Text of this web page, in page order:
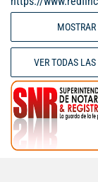
VER TODAS